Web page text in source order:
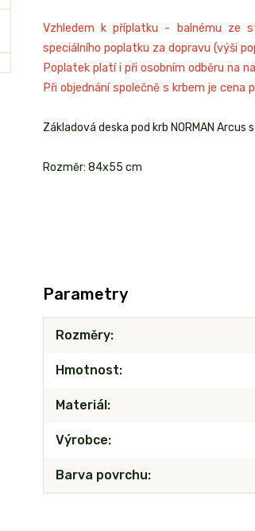
Vzhledem k příplatku - balnému ze
speciálního poplatku za dopravu (výši
Poplatek platí i při osobním odběru na
Při objednání společně s krbem je cena
Základová deska pod krb NORMAN
Rozměr: 84x55 cm
Parametry
Rozměry
Hmotnost
Materiál
Výrobce
Barva povrchu